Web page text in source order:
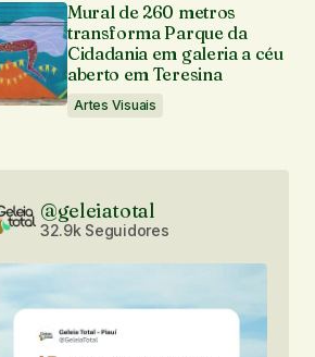
Mural de 260 metros
transforma Parque da
Cidadania em galeria a céu
aberto em Teresina
Artes Visuais
@geleiatotal
32.9k Seguidores